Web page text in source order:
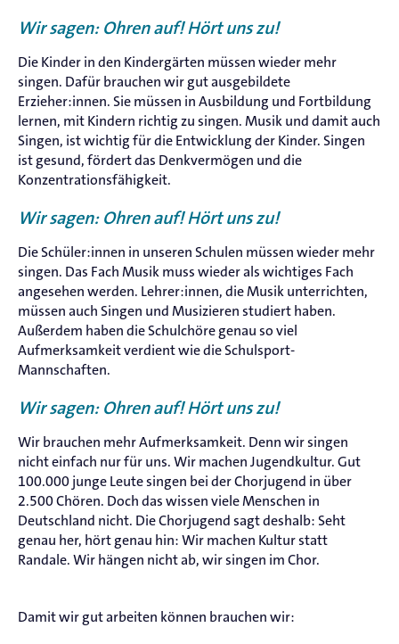
Wir sagen: Ohren auf! Hört uns zu!
Die Kinder in den Kindergärten müssen wieder mehr
singen. Dafür brauchen wir gut ausgebildete
Erzieher:innen. Sie müssen in Ausbildung und Fortbildung
lernen, mit Kindern richtig zu singen. Musik und damit auch
Singen, ist wichtig für die Entwicklung der Kinder. Singen
ist gesund, fördert das Denkvermögen und die
Konzentrationsfähigkeit.
Wir sagen: Ohren auf! Hört uns zu!
Die Schüler:innen in unseren Schulen müssen wieder mehr
singen. Das Fach Musik muss wieder als wichtiges Fach
angesehen werden. Lehrer:innen, die Musik unterrichten,
müssen auch Singen und Musizieren studiert haben.
Außerdem haben die Schulchöre genau so viel
Aufmerksamkeit verdient wie die Schulsport-
Mannschaften.
Wir sagen: Ohren auf! Hört uns zu!
Wir brauchen mehr Aufmerksamkeit. Denn wir singen
nicht einfach nur für uns. Wir machen Jugendkultur. Gut
100.000 junge Leute singen bei der Chorjugend in über
2.500 Chören. Doch das wissen viele Menschen in
Deutschland nicht. Die Chorjugend sagt deshalb: Seht
genau her, hört genau hin: Wir machen Kultur statt
Randale. Wir hängen nicht ab, wir singen im Chor.
Damit wir gut arbeiten können brauchen wir: